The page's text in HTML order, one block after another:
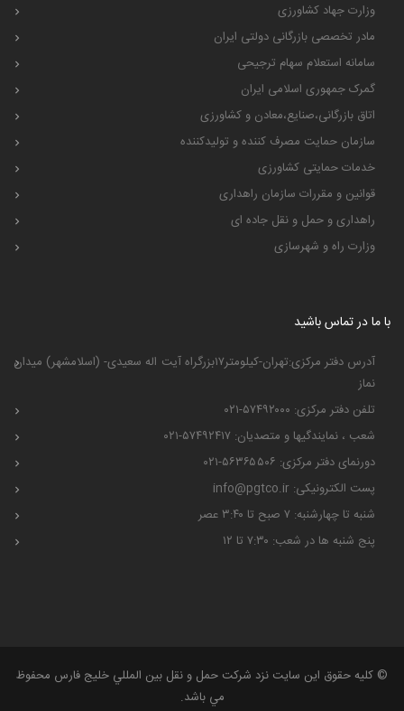
وزارت جهاد کشاورزی
مادر تخصصی بازرگانی دولتی ایران
سامانه استعلام سهام ترجیحی
گمرک جمهوری اسلامی ایران
اتاق بازرگانی،صنایع،معادن و کشاورزی
سازمان حمایت مصرف کننده و تولیدکننده
خدمات حمایتی کشاورزی
قوانین و مقررات سازمان راهداری
راهداری و حمل و نقل جاده ای
وزارت راه و شهرسازی
با ما در تماس باشید
آدرس دفتر مرکزی:تهران-کیلومتر۱۷بزرگراه آیت اله سعیدی- (اسلامشهر) میدان
نماز
تلفن دفتر مرکزی: ۵۷۴۹۲۰۰۰-۰۲۱
شعب ، نمایندگیها و متصدیان: ۵۷۴۹۲۴۱۷-۰۲۱
دورنمای دفتر مرکزی: ۵۶۳۶۵۵۰۶-۰۲۱
پست الکترونیکی: info@pgtco.ir
شنبه تا چهارشنبه: ۷ صبح تا ۳:۴۰ عصر
پنج شنبه ها در شعب: ۷:۳۰ تا ۱۲
© کلیه حقوق اين سايت نزد شركت حمل و نقل بين المللي خليج فارس محفوظ
مي باشد.